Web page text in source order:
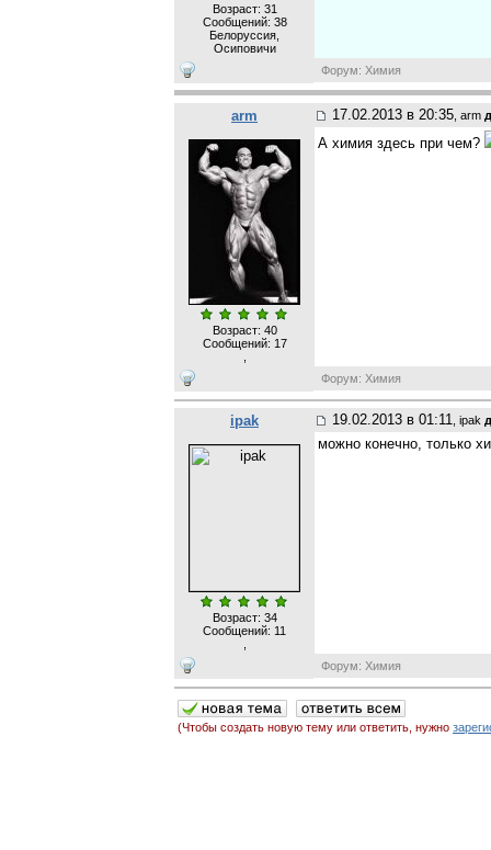
Возраст: 31
Сообщений: 38
Белоруссия,
Осиповичи
Форум: Химия
arm 17.02.2013 в 20:35 , arm
Возраст: 40
Сообщений: 17
А химия здесь при чем?
Форум: Химия
ipak 19.02.2013 в 01:11 , ipak
Возраст: 34
Сообщений: 11
можно конечно, только
Форум: Химия
(Чтобы создать новую тему или ответить, нужно